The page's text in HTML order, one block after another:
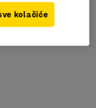
kolačiće